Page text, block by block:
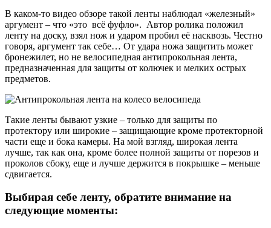
В каком-то видео обзоре такой ленты наблюдал «железный»
аргумент – что «это всё фуфло». Автор ролика положил
ленту на доску, взял нож и ударом пробил её насквозь. Честно
говоря, аргумент так себе… От удара ножа защитить может
бронежилет, но не велосипедная антипрокольная лента,
предназначенная для защиты от колючек и мелких острых
предметов.
Такие ленты бывают узкие – только для защиты по
протектору или широкие – защищающие кроме протекторной
части еще и бока камеры. На мой взгляд, широкая лента
лучше, так как она, кроме более полной защиты от порезов и
проколов сбоку, еще и лучше держится в покрышке – меньше
сдвигается.
Выбирая себе ленту, обратите внимание на
следующие моменты: